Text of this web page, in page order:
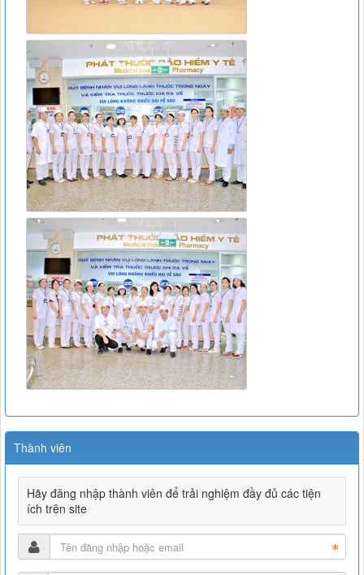
Thành viên
Hãy đăng nhập thành viên để trải nghiệm đầy đủ các tiện
ích trên site